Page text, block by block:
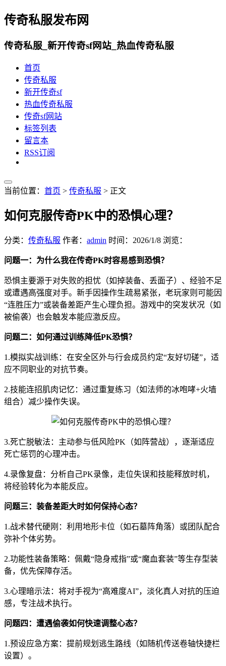
传奇私服发布网
传奇私服_新开传奇sf网站_热血传奇私服
首页
传奇私服
新开传奇sf
热血传奇私服
传奇sf网站
标签列表
留言本
RSS订阅
当前位置： 首页 > 传奇私服 > 正文
如何克服传奇PK中的恐惧心理？
分类： 传奇私服 作者： admin 时间： 2026/1/8 浏览：
问题一：为什么我在传奇PK时容易感到恐惧？
恐惧主要源于对失败的担忧（如掉装备、丢面子）、经验不足
或遭遇高强度对手。新手因操作生疏易紧张，老玩家则可能因
“连胜压力”或装备差距产生心理负担。游戏中的突发状况（如
被偷袭）也会触发本能应激反应。
问题二：如何通过训练降低PK恐惧？
1.模拟实战训练：在安全区外与行会成员约定“友好切磋”，适
应不同职业的对抗节奏。
2.技能连招肌肉记忆：通过重复练习（如法师的冰咆哮+火墙
组合）减少操作失误。
3.死亡脱敏法：主动参与低风险PK（如阵营战），逐渐适应
死亡惩罚的心理冲击。
4.录像复盘：分析自己PK录像，走位失误和技能释放时机，
将经验转化为本能反应。
问题三：装备差距大时如何保持心态？
1.战术替代硬刚：利用地形卡位（如石墓阵角落）或团队配合
弥补个体劣势。
2.功能性装备策略：佩戴“隐身戒指”或“魔血套装”等生存型装
备，优先保障存活。
3.心理暗示法：将对手视为“高难度AI”，淡化真人对抗的压迫
感，专注战术执行。
问题四：遭遇偷袭如何快速调整心态？
1.预设应急方案：提前规划逃生路线（如随机传送卷轴快捷栏
设置）。